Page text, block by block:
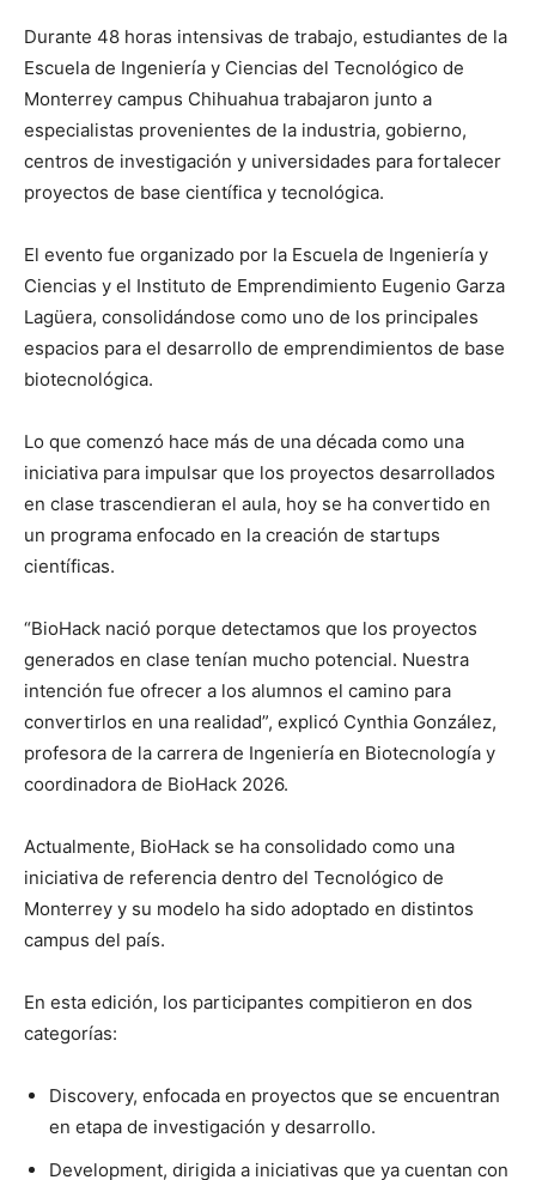
Durante 48 horas intensivas de trabajo, estudiantes de la
Escuela de Ingeniería y Ciencias del Tecnológico de
Monterrey campus Chihuahua trabajaron junto a
especialistas provenientes de la industria, gobierno,
centros de investigación y universidades para fortalecer
proyectos de base científica y tecnológica.
El evento fue organizado por la Escuela de Ingeniería y
Ciencias y el Instituto de Emprendimiento Eugenio Garza
Lagüera, consolidándose como uno de los principales
espacios para el desarrollo de emprendimientos de base
biotecnológica.
Lo que comenzó hace más de una década como una
iniciativa para impulsar que los proyectos desarrollados
en clase trascendieran el aula, hoy se ha convertido en
un programa enfocado en la creación de startups
científicas.
“BioHack nació porque detectamos que los proyectos
generados en clase tenían mucho potencial. Nuestra
intención fue ofrecer a los alumnos el camino para
convertirlos en una realidad”, explicó Cynthia González,
profesora de la carrera de Ingeniería en Biotecnología y
coordinadora de BioHack 2026.
Actualmente, BioHack se ha consolidado como una
iniciativa de referencia dentro del Tecnológico de
Monterrey y su modelo ha sido adoptado en distintos
campus del país.
En esta edición, los participantes compitieron en dos
categorías:
Discovery, enfocada en proyectos que se encuentran
en etapa de investigación y desarrollo.
Development, dirigida a iniciativas que ya cuentan con